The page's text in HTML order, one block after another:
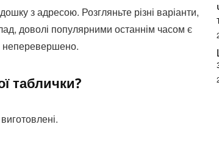
з адресою. Розгляньте різні варіанти,
доволі популярними останнім часом є
неперевершено.
таблички?